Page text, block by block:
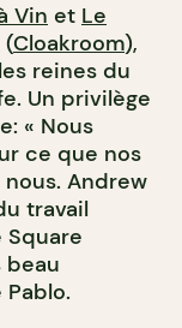
Vin et Le
(Cloakroom),
reines du
Un privilège
« Nous
ce que nos
Andrew
travail
Square
beau